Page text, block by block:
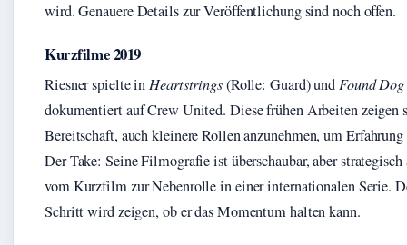
wird. Genauere Details zur Veröffentlichung sind noch offen.
Kurzfilme 2019
Riesner spielte inHeartstrings(Rolle: Guard) undFound Dog
dokumentiert auf Crew United. Diese frühen Arbeiten zeigen
Bereitschaft, auch kleinere Rollen anzunehmen, um
Der Take: Seine Filmografie ist überschaubar, aber strategisch
vom Kurzfilm zur Nebenrolle in einer internationalen Serie.
Schritt wird zeigen, ob er das Momentum halten kann.